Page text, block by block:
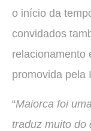
o início da
convidados
relacionamento
promovida pela
“Maiorca foi
traduz muito do